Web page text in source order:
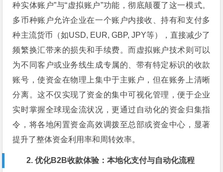
种实体账户”与“虚拟账户”功能，彻底颠覆了这一模式。
多币种账户允许企业在一个账户内接收、持有和支付多
种主流货币（如USD, EUR, GBP, JPY等），直接减少了
频繁换汇带来的损失和手续费。而虚拟账户技术则可以
为不同客户或业务线生成专属的、带有特定标识的收款
账号，使资金在物理上集中于主账户，但在账务上清晰
分离。这不仅实现了资金的集中可视化管理，便于企业
实时掌握全球现金流状况，更通过自动化的资金归集指
令，将各地闲置资金高效调拨至总部或资金中心，显著
提升了整体资金利用率和周转效率。
2. 优化B2B收款体验：本地化支付与自动化流程